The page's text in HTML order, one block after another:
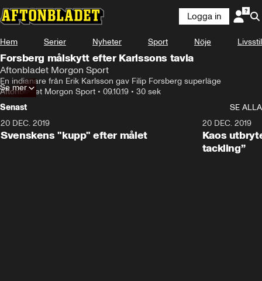
Logga in
Hem Serier Nyheter Sport Nöje Livsstil
Forsberg målskytt efter Karlssons tavla
Aftonbladet Morgon Sport
En indianare från Erik Karlsson gav Filip Forsberg superläge
Aftonbladet Morgon Sport • 09.10.19 • 30 sek
Se mer
Senast
SE ALLA
20 DEC. 2019
Svenskens "kupp" efter målet
20 DEC. 2019
Kaos
tackling”